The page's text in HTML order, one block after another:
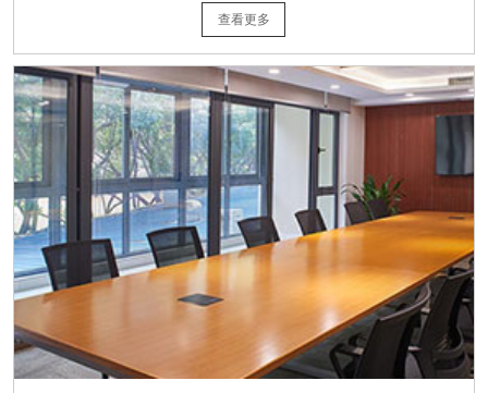
查看更多